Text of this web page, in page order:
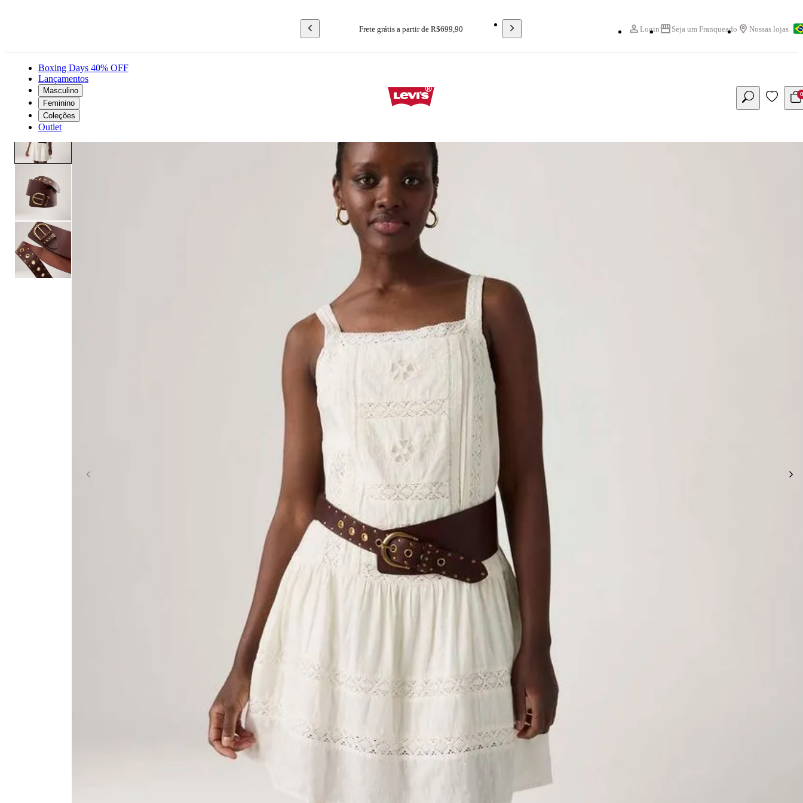
Frete grátis a partir de R$699,90 Login Seja um Franqueado Nossas lojas
Boxing Days 40% OFF
Lançamentos
Masculino
Feminino
Coleções
Outlet
0
Acessórios